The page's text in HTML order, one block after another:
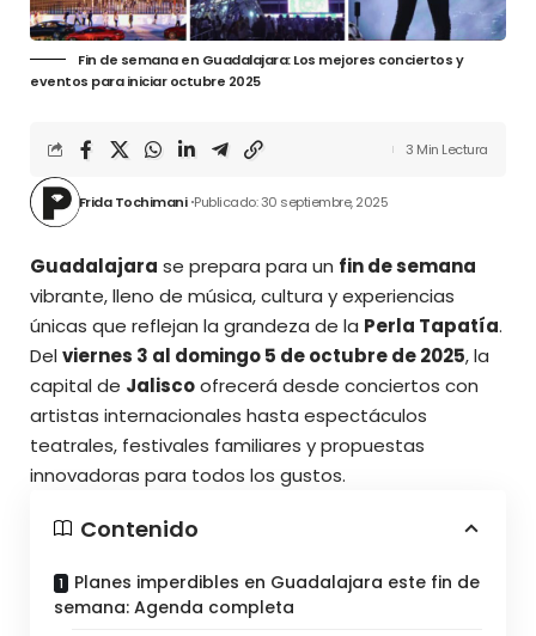
Fin de semana en Guadalajara: Los mejores conciertos y
eventos para iniciar octubre 2025
Frida Tochimani Publicado: 30 septiembre, 2025
3 Min Lectura
Guadalajara se prepara para un fin de semana
vibrante, lleno de música, cultura y experiencias
únicas que reflejan la grandeza de la Perla Tapatía.
Delviernes 3 al domingo 5 de octubre de 2025, la
capital de Jaliscoofrecerá desde conciertos con
artistas internacionales hasta espectáculos
teatrales, festivales familiares ypropuestas
innovadoras para todos los gustos.
Contenido
Planes imperdibles en Guadalajara este fin de
semana: Agenda completa